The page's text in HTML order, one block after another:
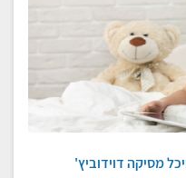
מסיקה דוידוביץ'